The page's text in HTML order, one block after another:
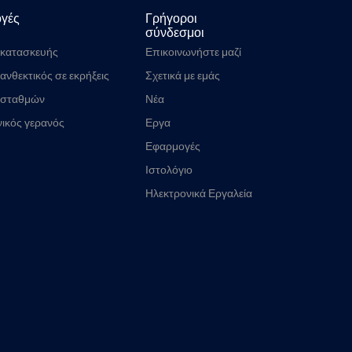
σε εκρήξεις
ενέργειας
γερανός
Γρήγοροι
σύνδεσμοι
Επικοινωνήστε μαζί
μας
Σχετικά με εμάς
Νέα
Εργα
Εφαρμογές
Ιστολόγιο
Ηλεκτρονικά Εργαλεία